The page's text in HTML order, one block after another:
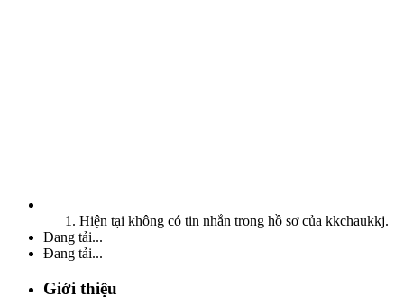
Hiện tại không có tin nhắn trong hồ sơ của kkchaukkj.
Đang tải...
Đang tải...
Giới thiệu